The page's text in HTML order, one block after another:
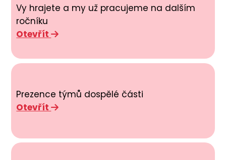
Vy hrajete a my už pracujeme na dalším
ročníku
Otevřít
Prezence týmů dospělé části
Otevřít